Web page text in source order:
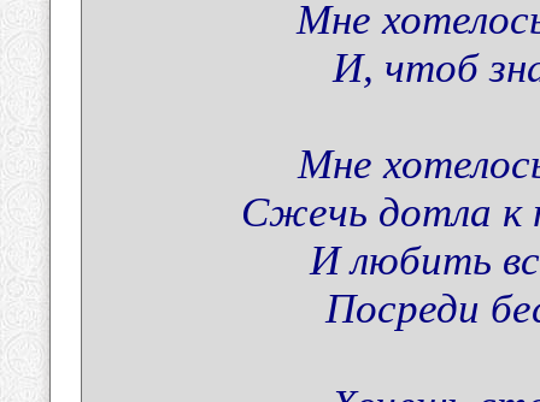
Мне
И, чтоб
Мне
Сжечь дотла к
И любить
Посреди